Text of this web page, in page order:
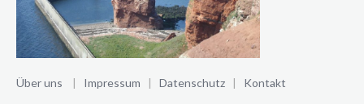
Über uns | Impressum | Datenschutz | Kontakt